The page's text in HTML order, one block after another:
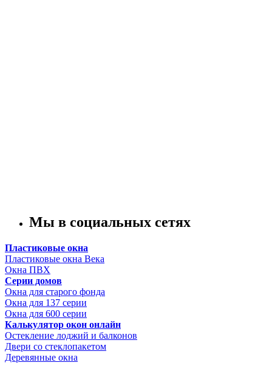
Мы в социальных сетях
Пластиковые окна
Пластиковые окна Века
Окна ПВХ
Серии домов
Окна для старого фонда
Окна для 137 серии
Окна для 600 серии
Калькулятор окон онлайн
Остекление лоджий и балконов
Двери со стеклопакетом
Деревянные окна